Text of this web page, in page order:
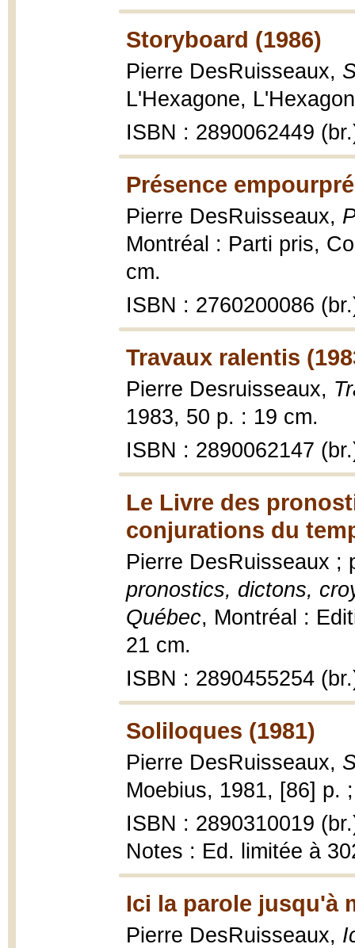
Storyboard (1986)
Pierre DesRuisseaux,
L'Hexagone,
ISBN : 2890062449
Présence
Pierre DesRuisseaux,
Montréal : Parti pris,
cm.
ISBN : 2760200086
Travaux ralentis
Pierre Desruisseaux,
1983, 50 p. : 19 cm.
ISBN : 2890062147
Le Livre des
conjurations du
Pierre DesRuisseaux ;
pronostics, dictons,
Québec, Montréal :
21 cm.
ISBN : 2890455254
Soliloques (1981)
Pierre DesRuisseaux,
Moebius, 1981, [86] p.
ISBN : 2890310019
Notes : Ed. limitée à
Ici la parole jusqu'à
Pierre DesRuisseaux,